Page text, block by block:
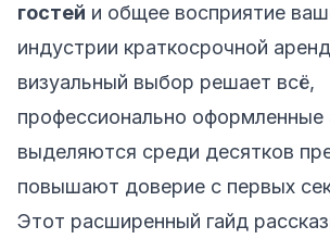
гостей и общее восприятие
индустрии краткосрочной
визуальный выбор решает всё,
профессионально оформленные
выделяются среди десятков
повышают доверие с первых
Этот расширенный гайд